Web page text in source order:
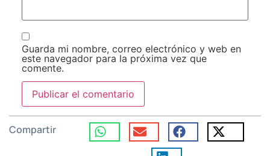
Guarda mi nombre, correo electrónico y web en
este navegador para la próxima vez que
comente.
Compartir